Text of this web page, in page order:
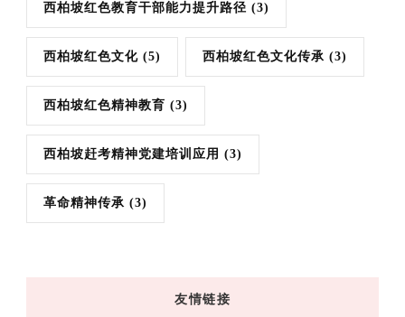
西柏坡红色教育干部能力提升路径 (3)
西柏坡红色文化 (5) 西柏坡红色文化传承 (3)
西柏坡红色精神教育 (3)
西柏坡赶考精神党建培训应用 (3)
革命精神传承 (3)
友情链接